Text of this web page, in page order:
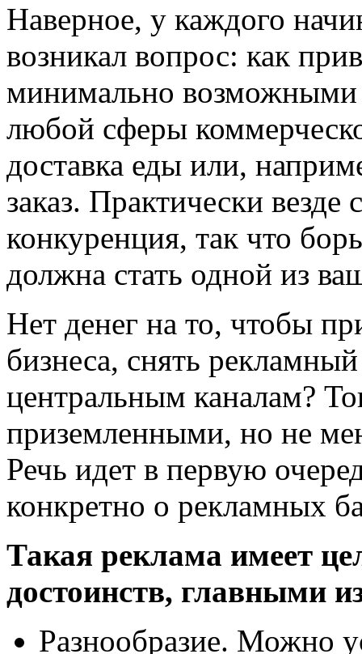
Наверное, у каждого
возникал вопрос: как
минимально возможными
любой сферы
доставка еды или,
заказ. Практически везде
конкуренция, так что
должна стать одной из
Нет денег на то, чтобы
бизнеса, снять
центральным каналам?
приземленными, но не
Речь идет в первую
конкретно о рекламных
Такая реклама имеет
достоинств, главными
Разнообразие. Можно